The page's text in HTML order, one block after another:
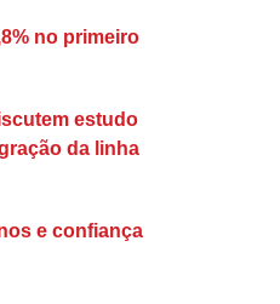
no primeiro
estudo
da linha
e confiança